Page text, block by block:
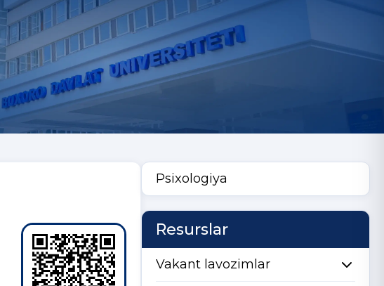
Psixologiya
Resurslar
Vakant lavozimlar